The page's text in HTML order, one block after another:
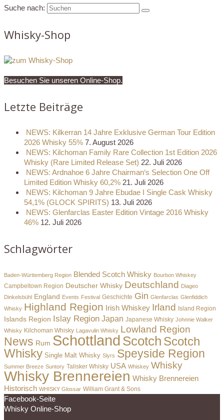
Suche nach:
Whisky-Shop
Besuchen Sie unseren Online-Shop.
Letzte Beiträge
NEWS: Kilkerran 14 Jahre Exklusive German Tour Edition
2026 Whisky 55% 7. August 2026
NEWS: Kilchoman Family Rare Collection 1st Edition 2026
Whisky (Rare Limited Release Set) 22. Juli 2026
NEWS: Ardnahoe 6 Jahre Chairman‘s Selection One Off
Limited Edition Whisky 60,2% 21. Juli 2026
NEWS: Kilchoman 9 Jahre Ebudae I Single Cask Whisky
54,1% (GLOCK SPIRITS) 13. Juli 2026
NEWS: Glenfarclas Easter Edition Vintage 2016 Whisky
46% 12. Juli 2026
Schlagwörter
Baden-Württemberg Region Blended Scotch Whisky Bourbon Whiskey
Campbeltown Region Deutscher Whisky Deutschland Diageo
Dinkelsbühl England Events Festival Geschichte Gin Glenfarclas Glenfiddich
Whisky Highland Region Irish Whiskey Irland Island Region
Islands Region Islay Region Japan Japanese Whisky Johnnie Walker
Whisky Kilchoman Whisky Lagavulin Whisky Lowland Region
News Rum Schottland Scotch Scotch
Whisky Single Malt Whisky Slyrs Speyside Region
Summer Breeze Suntory Talisker Whisky USA Whiskey Whisky
Whisky Brennereien Whisky Brennereien
Historisch WHISKY Glossar William Grant & Sons
Facebook-Seite
Whisky Online-Shop